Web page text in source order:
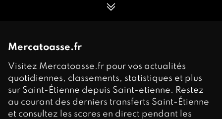
Mercatoasse.fr
Visitez Mercatoasse.fr pour vos actualités
quotidiennes, classements, statistiques et plus
sur Saint-Étienne depuis Saint-etienne. Restez
au courant des derniers transferts Saint-Étienne
et consultez les scores en direct pendant les